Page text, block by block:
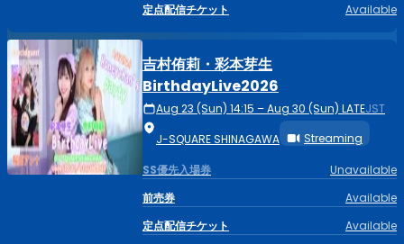
定点配信チケット
Available
吉村侑莉・彩本芽生
BirthdayLive2026
Aug 23 (Sun) 14:15 – Aug 30 (Sun) LATEJST
J-SQUARE SHINAGAWA
Streaming
SS優先入場券
Unavailable
前売券
Available
定点配信チケット
Available